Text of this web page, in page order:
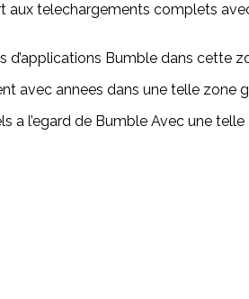
aux telechargements complets
Bumble dans cette
avec annees dans une telle zone
a l’egard de Bumble Avec une